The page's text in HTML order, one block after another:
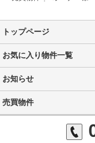
トップページ
お気に入り物件一覧
お知らせ
売買物件